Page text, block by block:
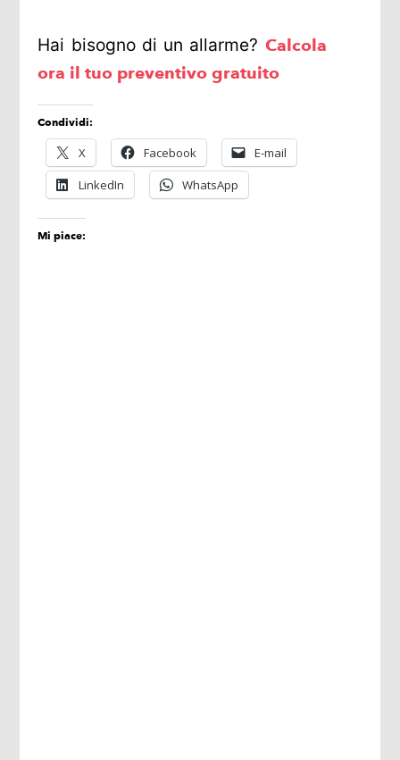
Hai bisogno di un allarme? Calcola
ora il tuo preventivo gratuito
Condividi:
X Facebook
E-mail
LinkedIn
WhatsApp
Mi piace: